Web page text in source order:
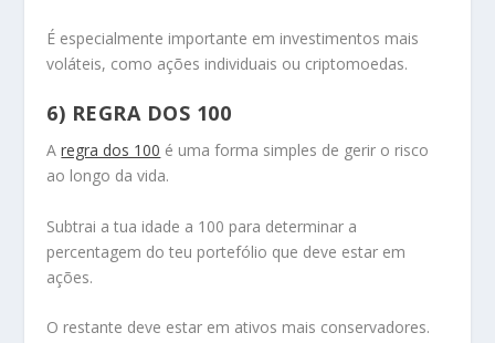
É especialmente importante em investimentos mais
voláteis, como ações individuais ou criptomoedas.
6) REGRA DOS 100
Aregra dos 100 é uma forma simples de gerir o risco
ao longo da vida.
Subtrai a tua idade a 100 para determinar a
percentagem do teu portefólio que deve estar em
ações.
O restante deve estar em ativos mais conservadores.